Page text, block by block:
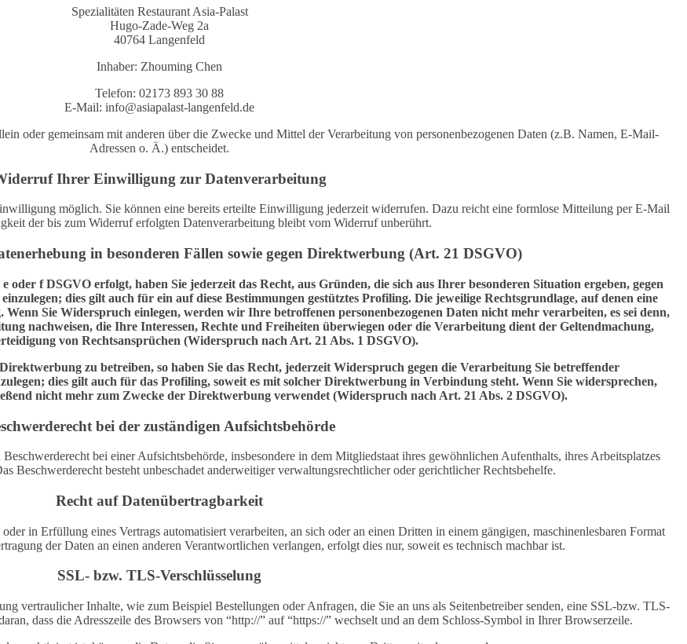
Spezialitäten Restaurant Asia-Palast
Hugo-Zade-Weg 2a
40764 Langenfeld
Inhaber: Zhouming Chen
Telefon: 02173 893 30 88
E-Mail: info@asiapalast-langenfeld.de
oder gemeinsam mit anderen über die Zwecke und Mittel der Verarbeitung von personenbezogenen Daten (z.B. Namen, E-Mail-
Adressen o. Ä.) entscheidet.
Ihrer Einwilligung zur Datenverarbeitung
möglich. Sie können eine bereits erteilte Einwilligung jederzeit widerrufen. Dazu reicht eine formlose Mitteilung per E-Mail
der bis zum Widerruf erfolgten Datenverarbeitung bleibt vom Widerruf unberührt.
in besonderen Fällen sowie gegen Direktwerbung (Art. 21 DSGVO)
f DSGVO erfolgt, haben Sie jederzeit das Recht, aus Gründen, die sich aus Ihrer besonderen Situation ergeben, gegen
dies gilt auch für ein auf diese Bestimmungen gestütztes Profiling. Die jeweilige Rechtsgrundlage, auf denen eine
Sie Widerspruch einlegen, werden wir Ihre betroffenen personenbezogenen Daten nicht mehr verarbeiten, es sei denn,
nachweisen, die Ihre Interessen, Rechte und Freiheiten überwiegen oder die Verarbeitung dient der Geltendmachung,
von Rechtsansprüchen (Widerspruch nach Art. 21 Abs. 1 DSGVO).
zu betreiben, so haben Sie das Recht, jederzeit Widerspruch gegen die Verarbeitung Sie betreffender
dies gilt auch für das Profiling, soweit es mit solcher Direktwerbung in Verbindung steht. Wenn Sie widersprechen,
nicht mehr zum Zwecke der Direktwerbung verwendet (Widerspruch nach Art. 21 Abs. 2 DSGVO).
bei der zuständigen Aufsichtsbehörde
bei einer Aufsichtsbehörde, insbesondere in dem Mitgliedstaat ihres gewöhnlichen Aufenthalts, ihres Arbeitsplatzes
Beschwerderecht besteht unbeschadet anderweitiger verwaltungsrechtlicher oder gerichtlicher Rechtsbehelfe.
Recht auf Datenübertragbarkeit
in Erfüllung eines Vertrags automatisiert verarbeiten, an sich oder an einen Dritten in einem gängigen, maschinenlesbaren Format
der Daten an einen anderen Verantwortlichen verlangen, erfolgt dies nur, soweit es technisch machbar ist.
SSL- bzw. TLS-Verschlüsselung
vertraulicher Inhalte, wie zum Beispiel Bestellungen oder Anfragen, die Sie an uns als Seitenbetreiber senden, eine SSL-bzw. TLS-
dass die Adresszeile des Browsers von “http://” auf “https://” wechselt und an dem Schloss-Symbol in Ihrer Browserzeile.